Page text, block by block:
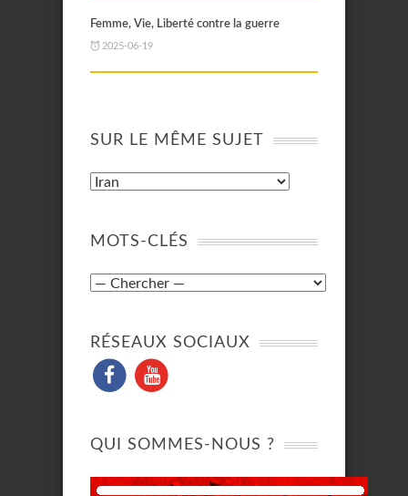
Femme, Vie, Liberté contre la guerre
2025-06-19
SUR LE MÊME SUJET
MOTS-CLÉS
RÉSEAUX SOCIAUX
QUI SOMMES-NOUS ?